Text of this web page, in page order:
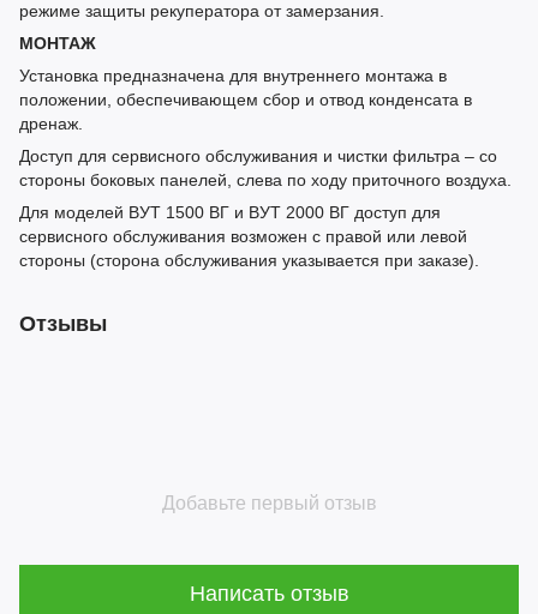
режиме защиты рекуператора от замерзания.
МОНТАЖ
Установка предназначена для внутреннего монтажа в
положении, обеспечивающем сбор и отвод конденсата в
дренаж.
Доступ для сервисного обслуживания и чистки фильтра – со
стороны боковых панелей, слева по ходу приточного воздуха.
Для моделей ВУТ 1500 ВГ и ВУТ 2000 ВГ доступ для
сервисного обслуживания возможен с правой или левой
стороны (сторона обслуживания указывается при заказе).
Отзывы
Добавьте первый отзыв
Написать отзыв